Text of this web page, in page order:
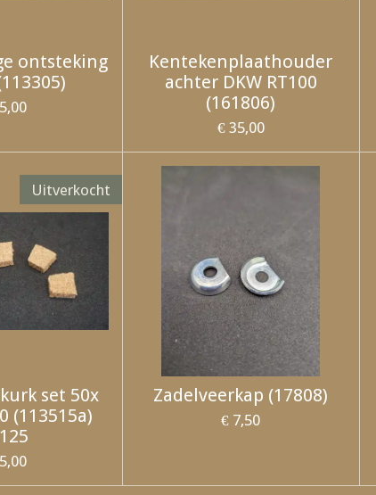
ontsteking
Kentekenplaathouder
achter DKW RT100
(161806)
€ 35,00
Uitverkocht
set 50x
(113515a)
Zadelveerkap (17808)
€ 7,50